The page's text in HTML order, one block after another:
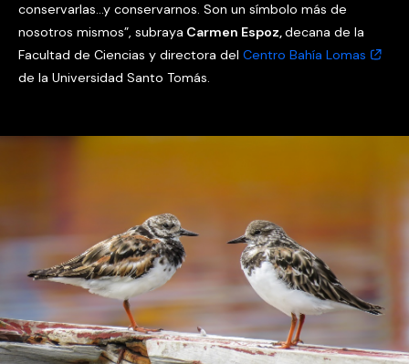
conservarlas…y conservarnos. Son un símbolo más de
nosotros mismos”, subraya Carmen Espoz,decana de la
Facultad de Ciencias y directora del Centro Bahía Lomas
de la Universidad Santo Tomás.